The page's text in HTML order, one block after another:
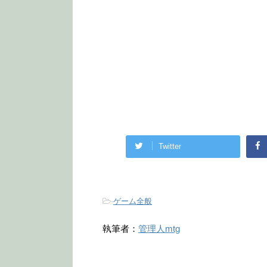
Twitter
-ゲーム全般
執筆者： 管理人mtg